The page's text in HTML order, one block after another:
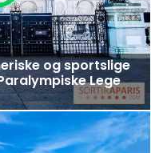
og sportslige
Lege